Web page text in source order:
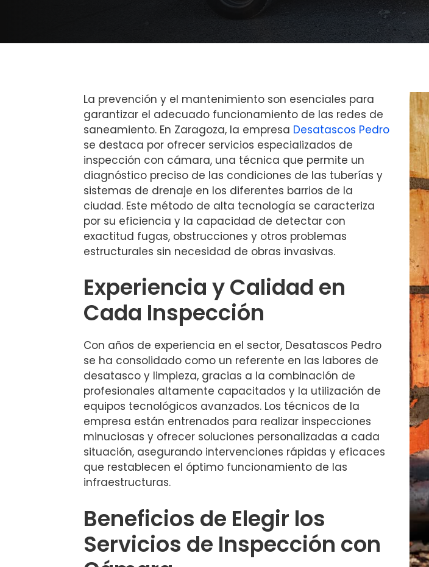
La prevención y el mantenimiento son esenciales para
garantizar el adecuado funcionamiento de las redes de
saneamiento. En Zaragoza, la empresa Desatascos Pedro
se destaca por ofrecer servicios especializados de
inspección con cámara, una técnica que permite un
diagnóstico preciso de las condiciones de las tuberías y
sistemas de drenaje en los diferentes barrios de la
ciudad. Este método de alta tecnología se caracteriza
por su eficiencia y la capacidad de detectar con
exactitud fugas, obstrucciones y otros problemas
estructurales sin necesidad de obras invasivas.
Experiencia y Calidad en
Cada Inspección
Con años de experiencia en el sector, Desatascos Pedro
se ha consolidado como un referente en las labores de
desatasco y limpieza, gracias a la combinación de
profesionales altamente capacitados y la utilización de
equipos tecnológicos avanzados. Los técnicos de la
empresa están entrenados para realizar inspecciones
minuciosas y ofrecer soluciones personalizadas a cada
situación, asegurando intervenciones rápidas y eficaces
que restablecen el óptimo funcionamiento de las
infraestructuras.
Beneficios de Elegir los
Servicios de Inspección con